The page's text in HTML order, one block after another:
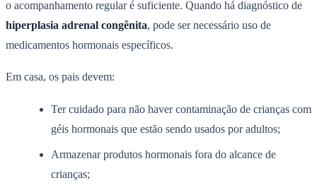
o acompanhamento regular é suficiente. Quando há diagnóstico de
hiperplasia adrenal congênita, pode ser necessário uso de
medicamentos hormonais específicos.
Em casa, os pais devem:
Ter cuidado para não haver contaminação de crianças com
géis hormonais que estão sendo usados por adultos;
Armazenar produtos hormonais fora do alcance de
crianças;